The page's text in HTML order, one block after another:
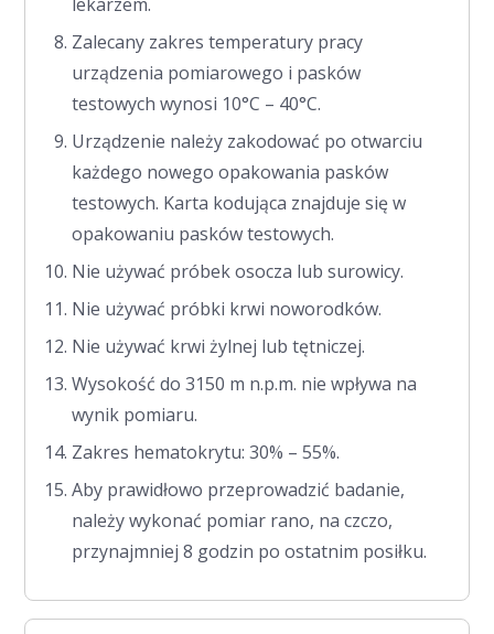
Zalecany zakres temperatury pracy
urządzenia pomiarowego i pasków
testowych wynosi 10°C – 40°C.
Urządzenie należy zakodować po otwarciu
każdego nowego opakowania pasków
testowych. Karta kodująca znajduje się w
opakowaniu pasków testowych.
Nie używać próbek osocza lub surowicy.
Nie używać próbki krwi noworodków.
Nie używać krwi żylnej lub tętniczej.
Wysokość do 3150 m n.p.m. nie wpływa na
wynik pomiaru.
Zakres hematokrytu: 30% – 55%.
Aby prawidłowo przeprowadzić badanie,
należy wykonać pomiar rano, na czczo,
przynajmniej 8 godzin po ostatnim posiłku.